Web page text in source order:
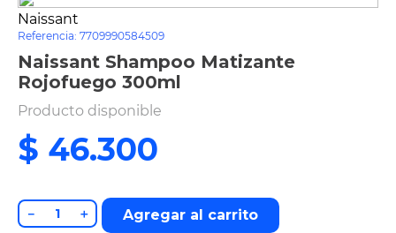
Naissant
Referencia: 7709990584509
Naissant Shampoo Matizante
Rojofuego 300ml
Producto disponible
$ 46.300
＋
－ Agregar al carrito
4
5.
celulares
6.
turismo
7.
impresora